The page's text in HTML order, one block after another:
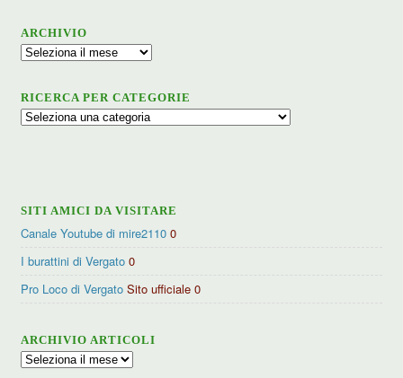
ARCHIVIO
Archivio
RICERCA PER CATEGORIE
Ricerca
SITI AMICI DA VISITARE
Canale Youtube di mire2110 0
I burattini di Vergato 0
Pro Loco di Vergato Sito ufficiale 0
ARCHIVIO ARTICOLI
Archivio